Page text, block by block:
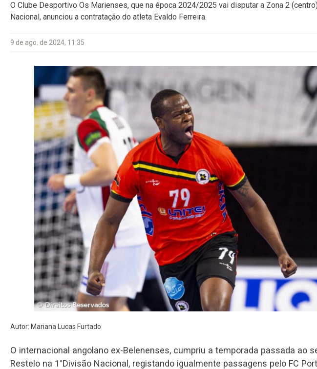
O Clube Desportivo Os Marienses, que na época 2024/2025 vai disputar a Zona 2
Nacional, anunciou a contratação do atleta Evaldo Ferreira.
9 de ago. de 2024, 11:35
Autor: Mariana Lucas Furtado
O internacional angolano ex-Belenenses, cumpriu a temporada passada ao
Restelo na 1°Divisão Nacional, registando igualmente passagens pelo FC